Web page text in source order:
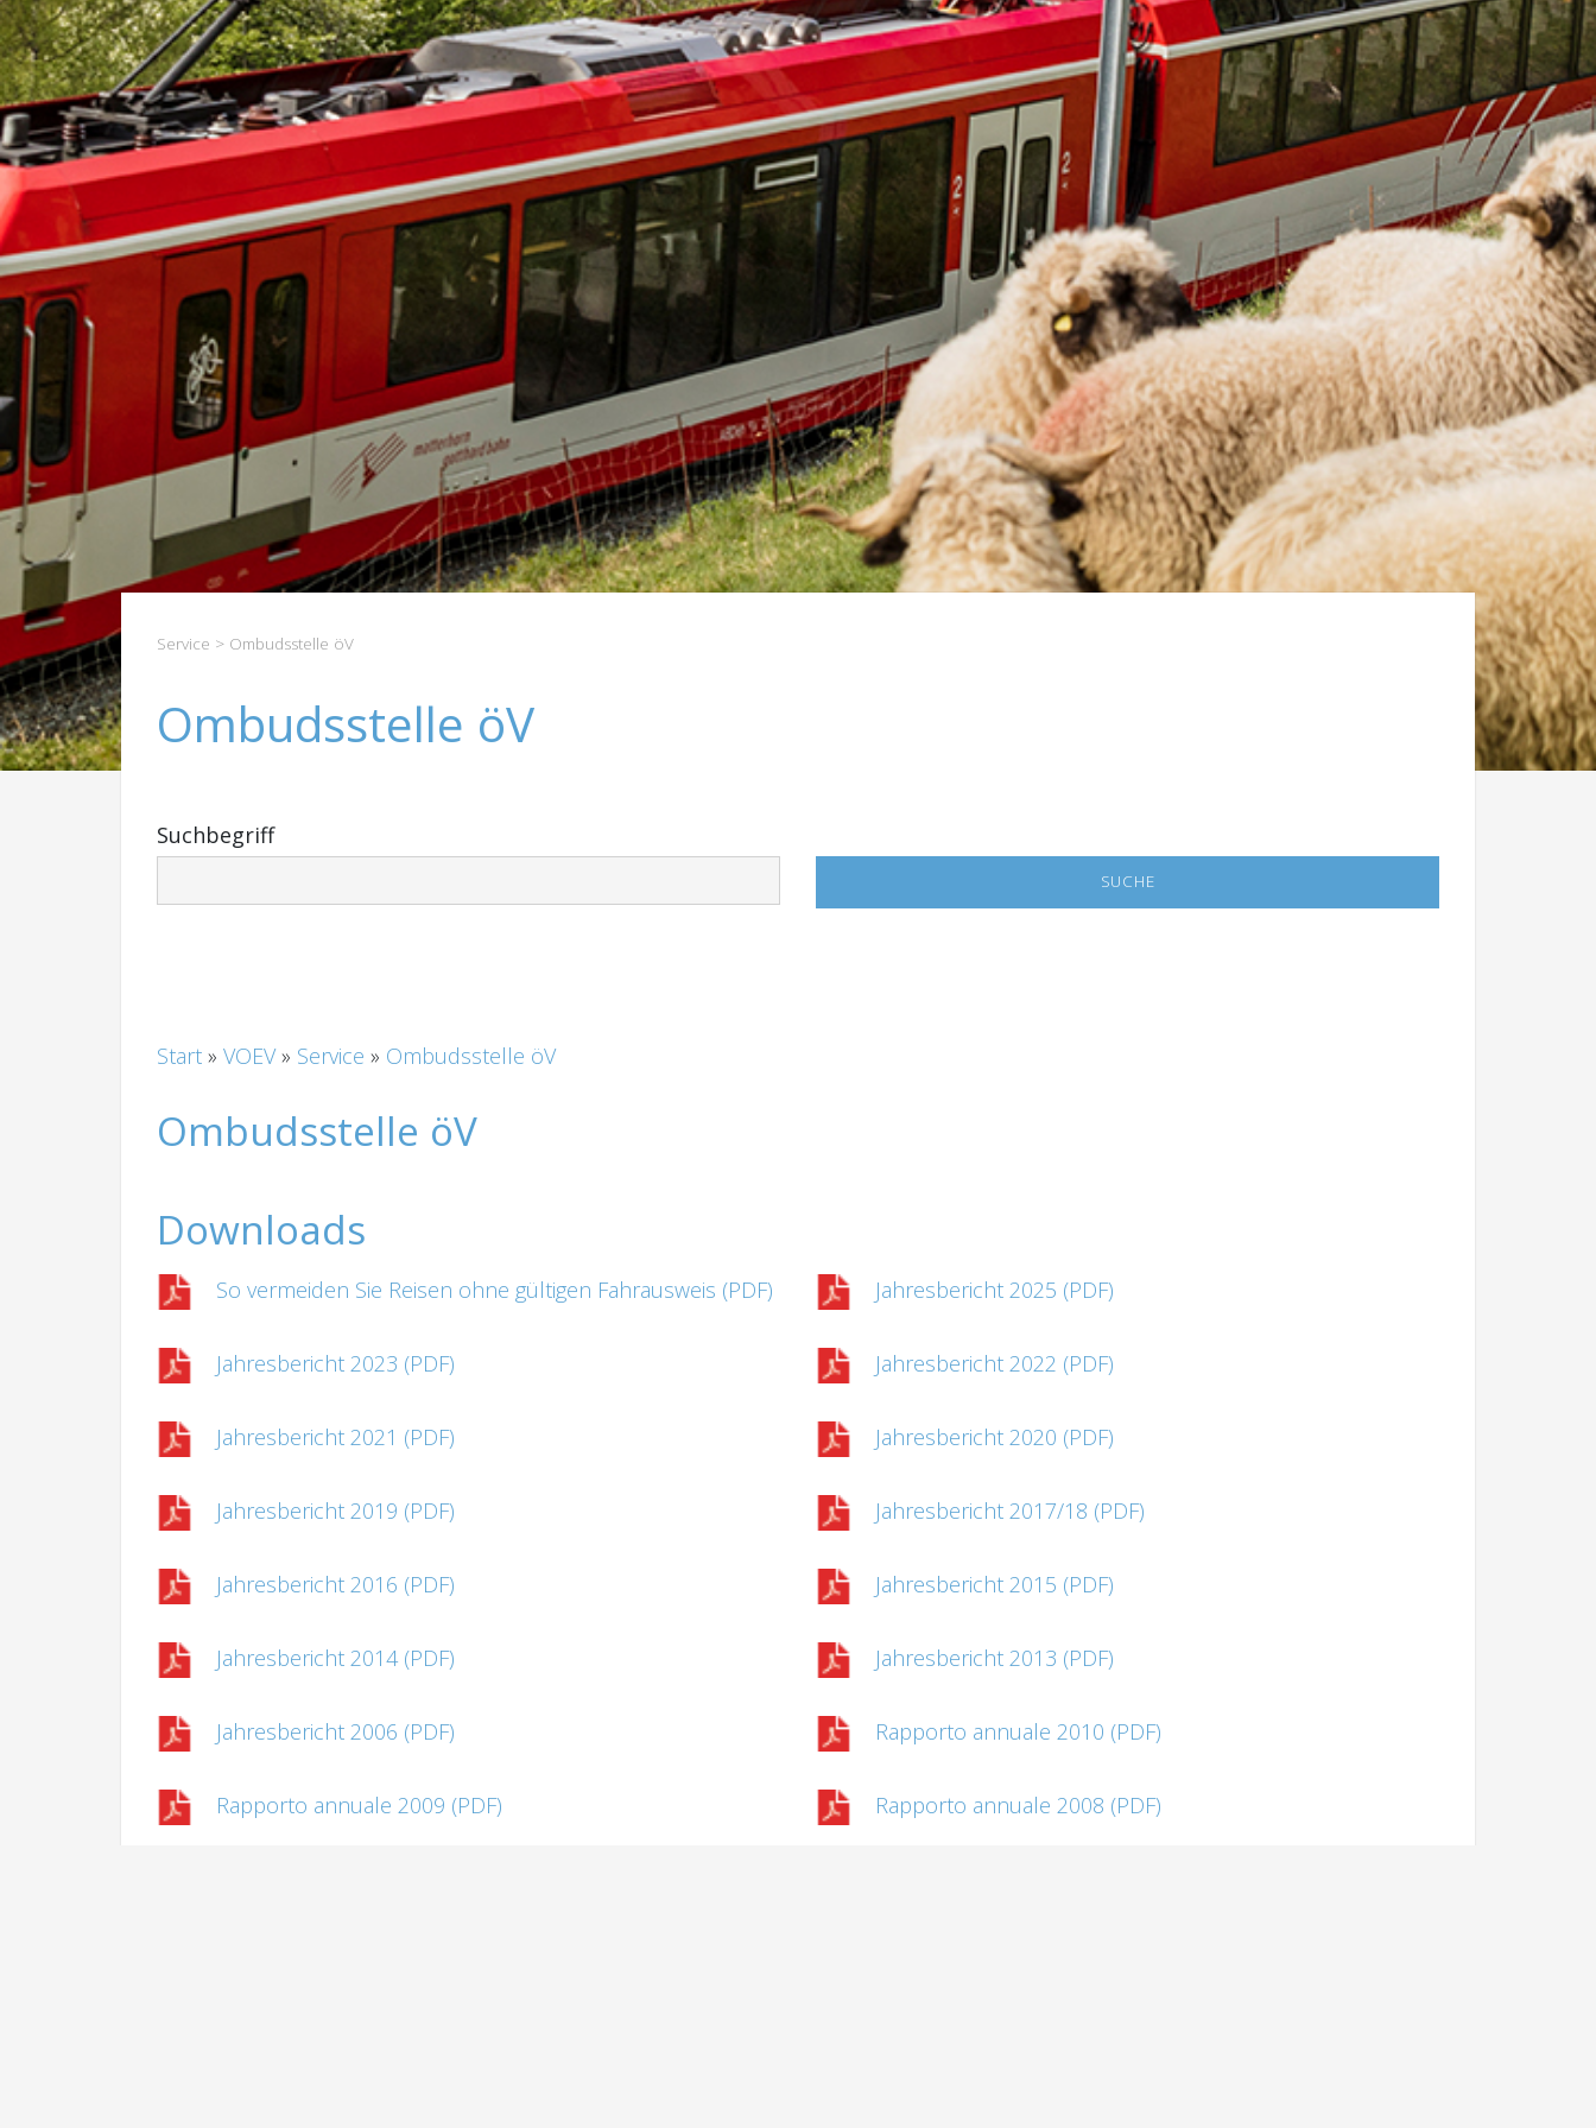
Service > Ombudsstelle öV
Ombudsstelle öV
Suchbegriff
Start » VOEV» Service » Ombudsstelle öV
Ombudsstelle öV
Downloads
So vermeiden Sie Reisen ohne gültigen Fahrausweis (PDF) Jahresbericht 2025 (PDF)
Jahresbericht 2023 (PDF) Jahresbericht 2022 (PDF)
Jahresbericht 2021 (PDF) Jahresbericht 2020 (PDF)
Jahresbericht 2019 (PDF) Jahresbericht 2017/18 (PDF)
Jahresbericht 2016 (PDF) Jahresbericht 2015 (PDF)
Jahresbericht 2014 (PDF) Jahresbericht 2013 (PDF)
Jahresbericht 2006 (PDF) Rapporto annuale 2010 (PDF)
Rapporto annuale 2009 (PDF) Rapporto annuale 2008 (PDF)